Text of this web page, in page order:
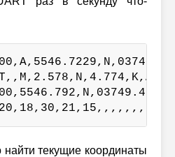
найти текущие координаты